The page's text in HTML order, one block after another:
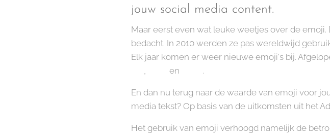
jouw social media content.
Maar eerst even wat leuke weetjes over de
bedacht. In 2010 werden ze pas wereldwijd
Elk jaar komen er weer nieuwe emoji's bij.
↕️ ,🙂↔️ en 🍄🟫.
En dan nu terug naar de waarde van emoji voor
media tekst? Op basis van de uitkomsten uit het
Het gebruik van emoji verhoogd namelijk de